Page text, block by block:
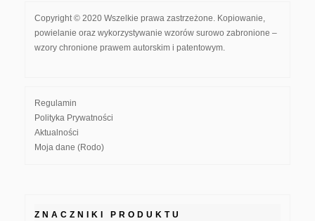
Copyright © 2020 Wszelkie prawa zastrzeżone. Kopiowanie,
powielanie oraz wykorzystywanie wzorów surowo zabronione –
wzory chronione prawem autorskim i patentowym.
Regulamin
Polityka Prywatności
Aktualności
Moja dane (Rodo)
ZNACZNIKI PRODUKTU